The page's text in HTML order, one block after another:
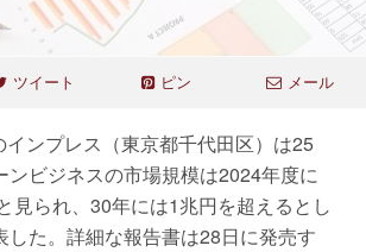
ツイート ピン メール
インプレス（東京都千代田区）は25
ンビジネスの市場規模は2024年度に
見られ、30年には1兆円を超えるとし
した。詳細な報告書は28日に発売す